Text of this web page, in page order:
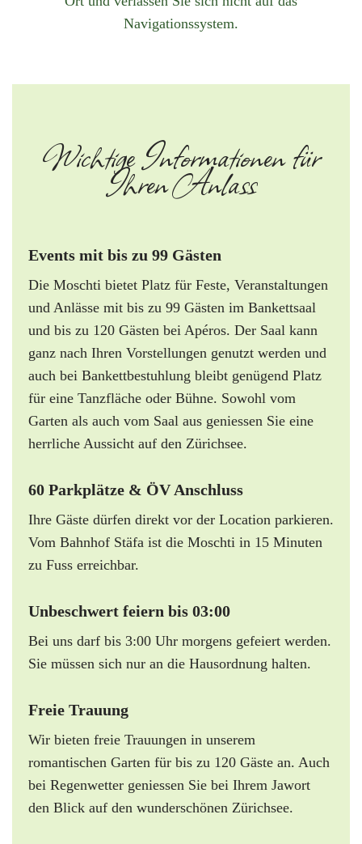
Navigationssystem.
Wichtige Informationen für
Ihren Anlass
Events mit bis zu 99 Gästen
Die Moschti bietet Platz für Feste, Veranstaltungen
und Anlässe mit bis zu 99 Gästen im Bankettsaal
und bis zu 120 Gästen bei Apéros. Der Saal kann
ganz nach Ihren Vorstellungen genutzt werden und
auch bei Bankettbestuhlung bleibt genügend Platz
für eine Tanzfläche oder Bühne. Sowohl vom
Garten als auch vom Saal aus geniessen Sie eine
herrliche Aussicht auf den Zürichsee.
60 Parkplätze & ÖV Anschluss
Ihre Gäste dürfen direkt vor der Location parkieren.
Vom Bahnhof Stäfa ist die Moschti in 15 Minuten
zu Fuss erreichbar.
Unbeschwert feiern bis 03:00
Bei uns darf bis 3:00 Uhr morgens gefeiert werden.
Sie müssen sich nur an die Hausordnung halten.
Freie Trauung
Wir bieten freie Trauungen in unserem
romantischen Garten für bis zu 120 Gäste an. Auch
bei Regenwetter geniessen Sie bei Ihrem Jawort
den Blick auf den wunderschönen Zürichsee.